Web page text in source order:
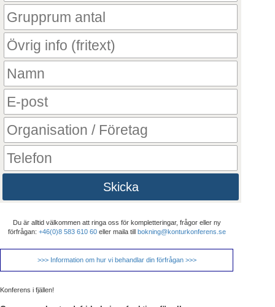
Skicka
Du är alltid välkommen att ringa oss för kompletteringar, frågor eller ny
förfrågan: +46(0)8 583 610 60eller maila till bokning@konturkonferens.se
>>> Information om hur vi behandlar din förfrågan >>>
Konferens i fjällen!